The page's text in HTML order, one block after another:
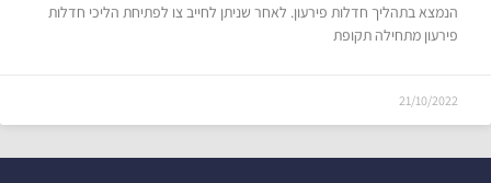
הנמצא בתהליך חדלות פירעון. לאחר שניתן לחייב צו לפתיחת הליכי חדלות
פירעון מתחילה תקופת
21/10/2022